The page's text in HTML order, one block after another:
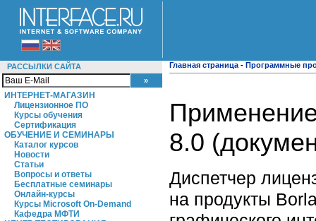
РАССЫЛКИ САЙТА
ИНТЕРНЕТ-МАГАЗИН
Лицензионное ПО
Курсы обучения
Сертификация
ОБУЧЕНИЕ И СЕМИНАРЫ
Каталог курсов
Новости
Статьи
Вопросы и ответы
Бесплатные семинары
Онлайн-курсы
Курсы Microsoft On-Demand
Кафедра МФТИ
Главная страница - Программные
8.0
Диспетчер
на продукты